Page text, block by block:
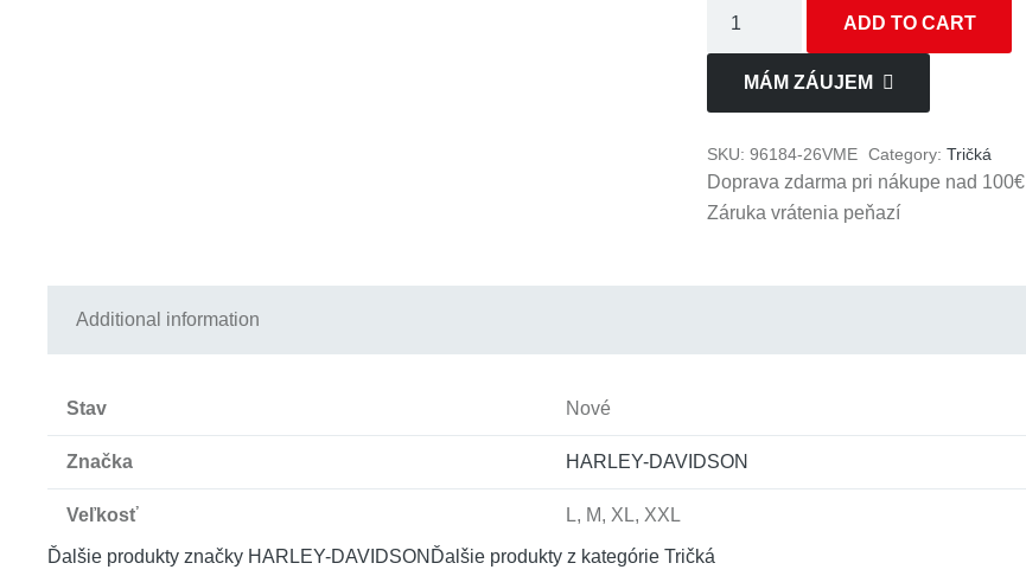
quantity
ADD TO CART
MÁM ZÁUJEM
SKU:96184-26VME Category: Tričká
Doprava zdarma pri nákupe nad 100€
Záruka vrátenia peňazí
Additional information
Stav Nové
Značka HARLEY-DAVIDSON
Veľkosť L, M, XL, XXL
Ďalšie produkty značky HARLEY-DAVIDSON Ďalšie produkty z kategórie Tričká